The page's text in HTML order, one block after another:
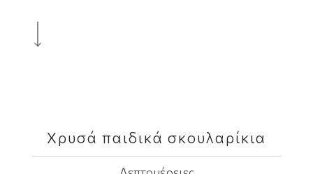
Χρυσά παιδικά σκουλαρίκια